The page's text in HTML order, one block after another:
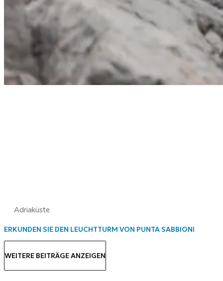
Adriaküste
ERKUNDEN SIE DEN LEUCHTTURM VON PUNTA SABBIONI
WEITERE BEITRÄGE ANZEIGEN